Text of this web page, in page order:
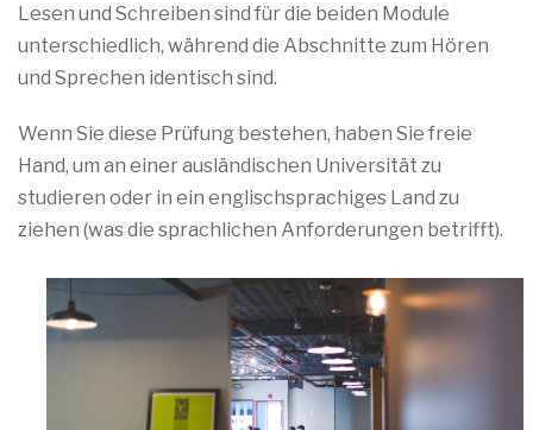
Lesen und Schreiben sind für die beiden Module
unterschiedlich, während die Abschnitte zum Hören
und Sprechen identisch sind.
Wenn Sie diese Prüfung bestehen, haben Sie freie
Hand, um an einer ausländischen Universität zu
studieren oder in ein englischsprachiges Land zu
ziehen (was die sprachlichen Anforderungen betrifft).